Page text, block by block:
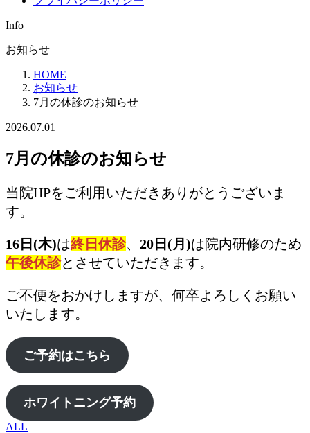
Info
お知らせ
HOME
お知らせ
7月の休診のお知らせ
2026.07.01
7月の休診のお知らせ
当院HPをご利用いただきありがとうございま
す。
16日(木)は終日休診、 20日(月)は院内研修のため
午後休診とさせていただきます。
ご不便をおかけしますが、何卒よろしくお願い
いたします。
ご予約はこちら
ホワイトニング予約
ALL